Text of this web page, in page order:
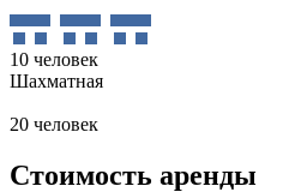
10 человек
Шахматная
20 человек
Стоимость аренды